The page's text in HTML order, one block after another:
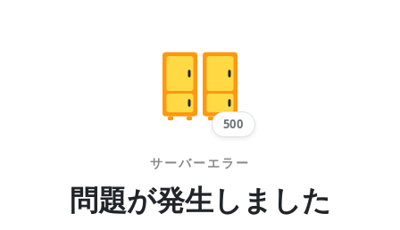
500
サーバーエラー
問題が発生しました